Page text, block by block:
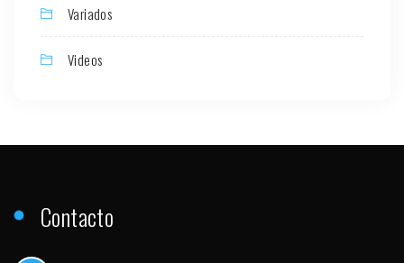
Variados
Videos
Contacto